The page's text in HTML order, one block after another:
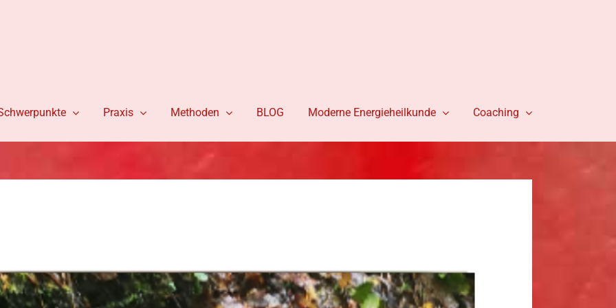
Praxis Methoden BLOG Moderne Energieheilkunde Coaching